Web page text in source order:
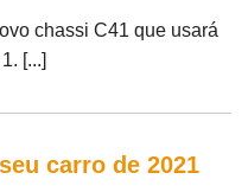
chassi C41 que usará
[...]
carro de 2021